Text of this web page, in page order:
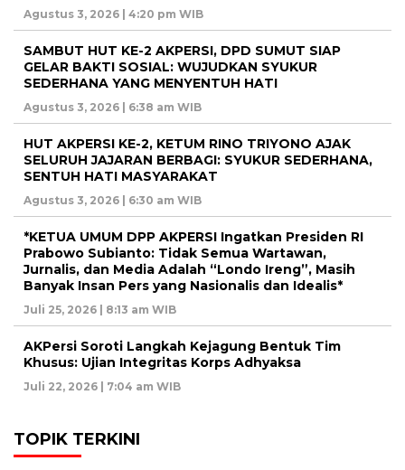
Agustus 3, 2026 | 4:20 pm WIB
SAMBUT HUT KE-2 AKPERSI, DPD SUMUT SIAP
GELAR BAKTI SOSIAL: WUJUDKAN SYUKUR
SEDERHANA YANG MENYENTUH HATI
Agustus 3, 2026 | 6:38 am WIB
HUT AKPERSI KE-2, KETUM RINO TRIYONO AJAK
SELURUH JAJARAN BERBAGI: SYUKUR SEDERHANA,
SENTUH HATI MASYARAKAT
Agustus 3, 2026 | 6:30 am WIB
*KETUA UMUM DPP AKPERSI Ingatkan Presiden RI
Prabowo Subianto: Tidak Semua Wartawan,
Jurnalis, dan Media Adalah “Londo Ireng”, Masih
Banyak Insan Pers yang Nasionalis dan Idealis*
Juli 25, 2026 | 8:13 am WIB
AKPersi Soroti Langkah Kejagung Bentuk Tim
Khusus: Ujian Integritas Korps Adhyaksa
Juli 22, 2026 | 7:04 am WIB
TOPIK TERKINI